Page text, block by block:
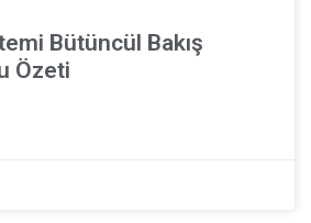
Bütüncül Bakış
Özeti